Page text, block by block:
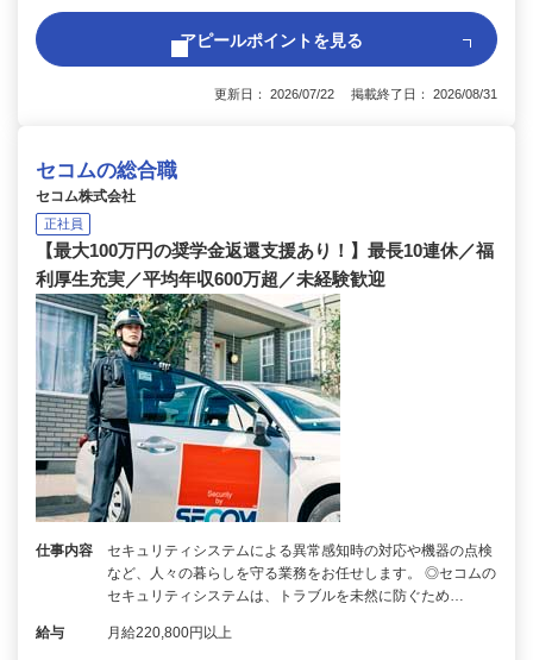
アピールポイントを見る
更新日： 2026/07/22 掲載終了日： 2026/08/31
セコムの総合職
セコム株式会社
正社員
【最大100万円の奨学金返還支援あり！】最長10連休／福
利厚生充実／平均年収600万超／未経験歓迎
仕事内容
セキュリティシステムによる異常感知時の対応や機器の点検
など、人々の暮らしを守る業務をお任せします。 ◎セコムの
セキュリティシステムは、トラブルを未然に防ぐため…
給与 月給220,800円以上